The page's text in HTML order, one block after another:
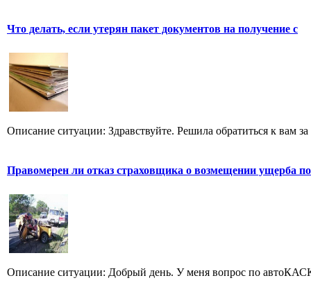
Что делать, если утерян пакет документов на получение с
Описание ситуации: Здравствуйте. Решила обратиться к
Правомерен ли отказ страховщика о возмещении ущерба по
Описание ситуации: Добрый день. У меня вопрос по